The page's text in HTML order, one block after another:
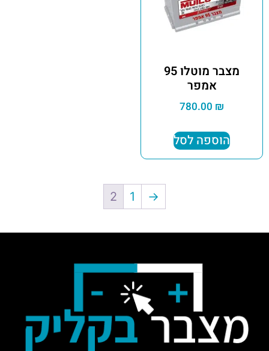
מצבר מוטלו 95
אמפר
780.00 ₪
הוספה לסל
→
1
2